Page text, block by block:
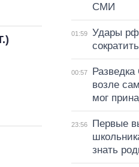
СМИ
01:59
Удары рф
00:57
возле
мог
23:56
Первые
знать